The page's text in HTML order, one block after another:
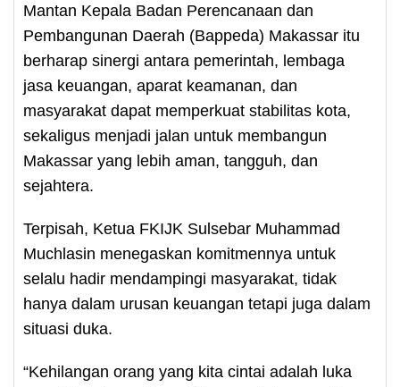
Mantan Kepala Badan Perencanaan dan
Pembangunan Daerah (Bappeda) Makassar itu
berharap sinergi antara pemerintah, lembaga
jasa keuangan, aparat keamanan, dan
masyarakat dapat memperkuat stabilitas kota,
sekaligus menjadi jalan untuk membangun
Makassar yang lebih aman, tangguh, dan
sejahtera.
Terpisah, Ketua FKIJK Sulsebar Muhammad
Muchlasin menegaskan komitmennya untuk
selalu hadir mendampingi masyarakat, tidak
hanya dalam urusan keuangan tetapi juga dalam
situasi duka.
“Kehilangan orang yang kita cintai adalah luka